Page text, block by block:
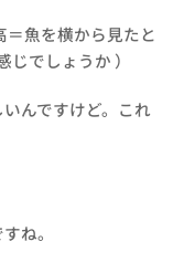
＝魚を横から見たと
でしょうか ）
んですけど。これ
ね。